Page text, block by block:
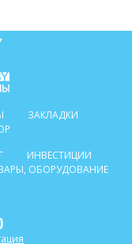
ЗАКЛАДКИ
ИНВЕСТИЦИИ
ОБОРУДОВАНИЕ